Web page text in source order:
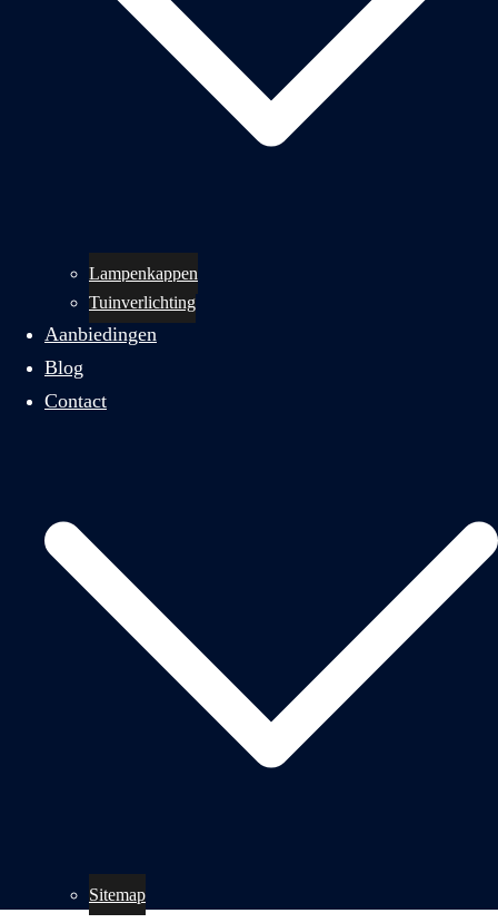
Lampenkappen
Tuinverlichting
Aanbiedingen
Blog
Contact
Sitemap